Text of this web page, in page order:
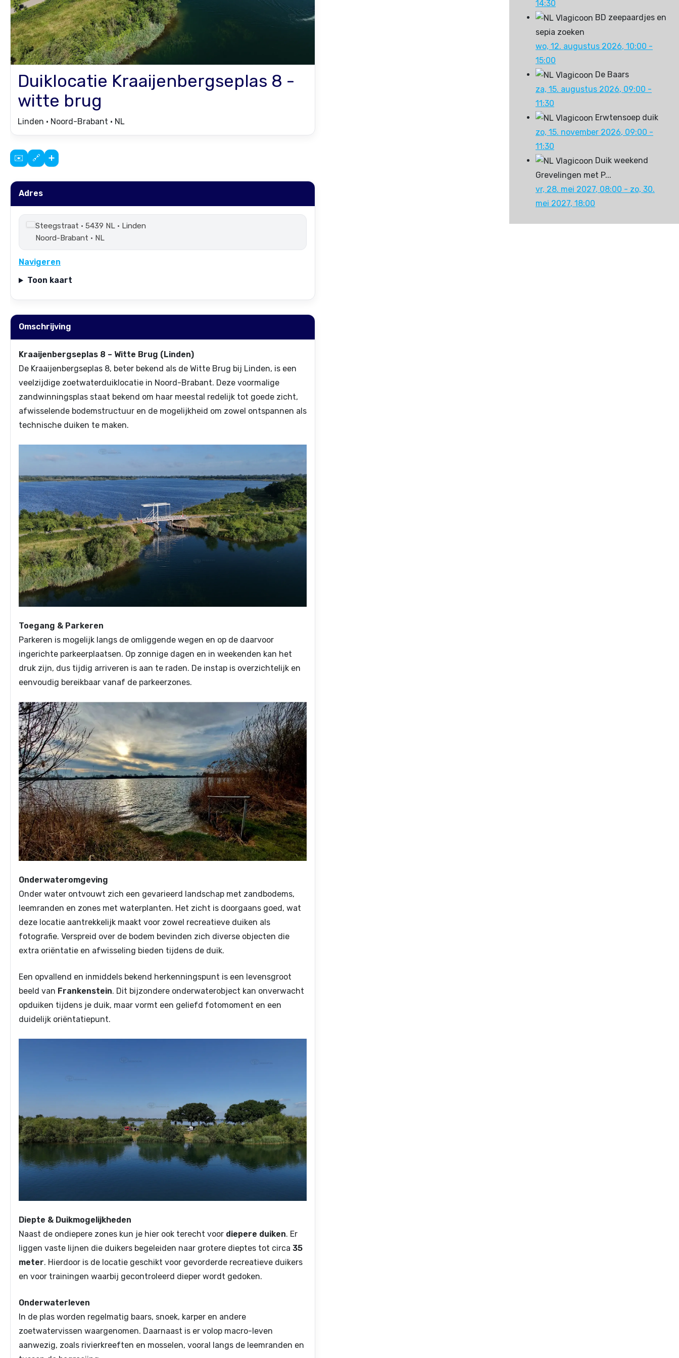
14:30
BD zeepaardjes en
sepia zoeken
wo, 12. augustus 2026, 10:00 -
15:00
De Baars
za, 15. augustus 2026, 09:00 -
11:30
Erwtensoep duik
zo, 15. november 2026, 09:00 -
11:30
Duik weekend
Grevelingen met P...
vr, 28. mei 2027, 08:00 - zo, 30.
mei 2027, 18:00
Duiklocatie Kraaijenbergseplas 8 -
witte brug
Linden • Noord-Brabant • NL
✉️ 🔗 ➕
Adres
Steegstraat • 5439 NL • Linden
Noord-Brabant • NL
Navigeren
Toon kaart
Omschrijving
Kraaijenbergseplas 8 – Witte Brug (Linden)
De Kraaijenbergseplas 8, beter bekend als de Witte Brug bij Linden, is een
veelzijdige zoetwaterduiklocatie in Noord-Brabant. Deze voormalige
zandwinningsplas staat bekend om haar meestal redelijk tot goede zicht,
afwisselende bodemstructuur en de mogelijkheid om zowel ontspannen als
technische duiken te maken.
Toegang & Parkeren
Parkeren is mogelijk langs de omliggende wegen en op de daarvoor
ingerichte parkeerplaatsen. Op zonnige dagen en in weekenden kan het
druk zijn, dus tijdig arriveren is aan te raden. De instap is overzichtelijk en
eenvoudig bereikbaar vanaf de parkeerzones.
Onderwateromgeving
Onder water ontvouwt zich een gevarieerd landschap met zandbodems,
leemranden en zones met waterplanten. Het zicht is doorgaans goed, wat
deze locatie aantrekkelijk maakt voor zowel recreatieve duiken als
fotografie. Verspreid over de bodem bevinden zich diverse objecten die
extra oriëntatie en afwisseling bieden tijdens de duik.
Een opvallend en inmiddels bekend herkenningspunt is een levensgroot
beeld van Frankenstein. Dit bijzondere onderwaterobject kan onverwacht
opduiken tijdens je duik, maar vormt een geliefd fotomoment en een
duidelijk oriëntatiepunt.
Diepte & Duikmogelijkheden
Naast de ondiepere zones kun je hier ook terecht voor diepere duiken. Er
liggen vaste lijnen die duikers begeleiden naar grotere dieptes tot circa 35
meter. Hierdoor is de locatie geschikt voor gevorderde recreatieve duikers
en voor trainingen waarbij gecontroleerd dieper wordt gedoken.
Onderwaterleven
In de plas worden regelmatig baars, snoek, karper en andere
zoetwatervissen waargenomen. Daarnaast is er volop macro-leven
aanwezig, zoals rivierkreeften en mosselen, vooral langs de leemranden en